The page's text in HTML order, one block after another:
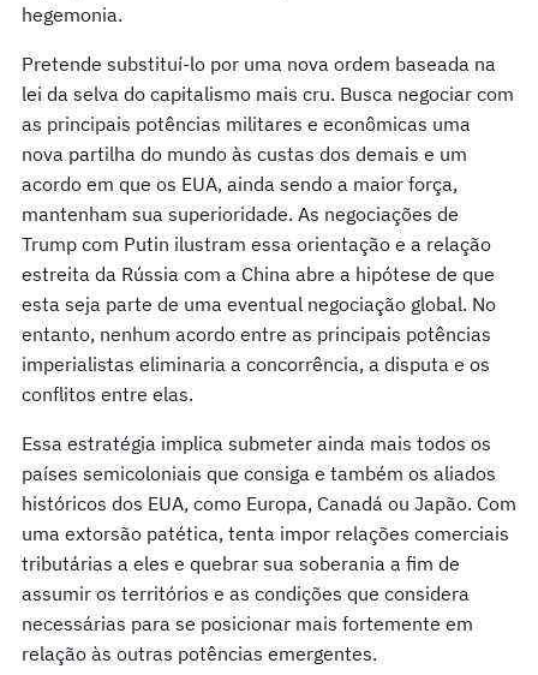
hegemonia.
Pretende substituí-lo por uma nova ordem baseada na
lei da selva do capitalismo mais cru. Busca negociar com
as principais potências militares e econômicas uma
nova partilha do mundo às custas dos demais e um
acordo em que os EUA, ainda sendo a maior força,
mantenham sua superioridade. As negociações de
Trump com Putin ilustram essa orientação e a relação
estreita da Rússia com a China abre a hipótese de que
esta seja parte de uma eventual negociação global. No
entanto, nenhum acordo entre as principais potências
imperialistas eliminaria a concorrência, a disputa e os
conflitos entre elas.
Essa estratégia implica submeter ainda mais todos os
países semicoloniais que consiga e também os aliados
históricos dos EUA, como Europa, Canadá ou Japão. Com
uma extorsão patética, tenta impor relações comerciais
tributárias a eles e quebrar sua soberania a fim de
assumir os territórios e as condições que considera
necessárias para se posicionar mais fortemente em
relação às outras potências emergentes.